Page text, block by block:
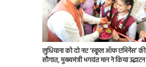
लुधियाना को दो नए ‘स्कूल ऑफ एमिनेंस’ की
सौगात, मुख्यमंत्री भगवंत मान ने किया उद्घाटन